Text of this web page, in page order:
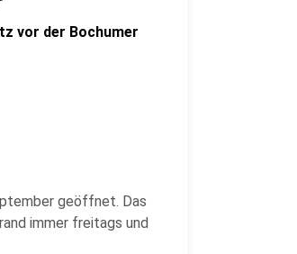
vor der Bochumer
geöffnet. Das
immer freitags und